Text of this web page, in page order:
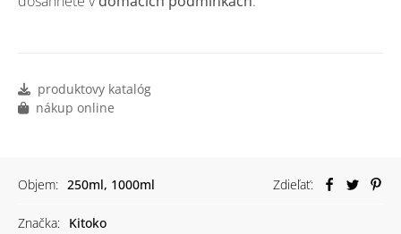
produktovy katalóg
nákup online
Objem: 250ml, 1000ml Zdieľať:
Značka: Kitoko